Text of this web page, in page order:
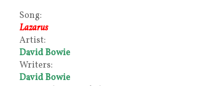
Song:
Lazarus
Artist:
David Bowie
Writers:
David Bowie